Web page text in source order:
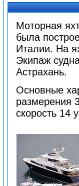
Моторная
была
Италии. На
Экипаж
Астрахань.
Основные
размерения
скорость 14